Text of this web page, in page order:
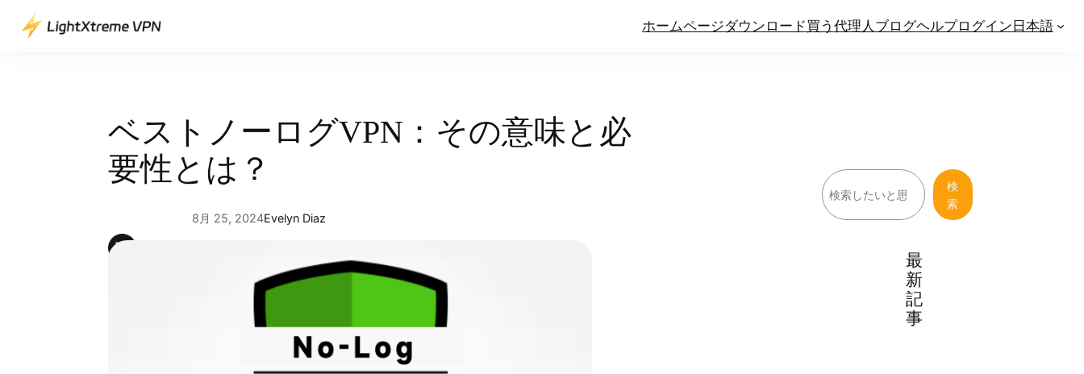
ホームページダウンロード買う 代理人 ブログヘルプログイン日本語
ベストノーログVPN：その意味と必
要性とは？
8月 25, 2024Evelyn Diaz
検
索
検
索
最
新
記
事